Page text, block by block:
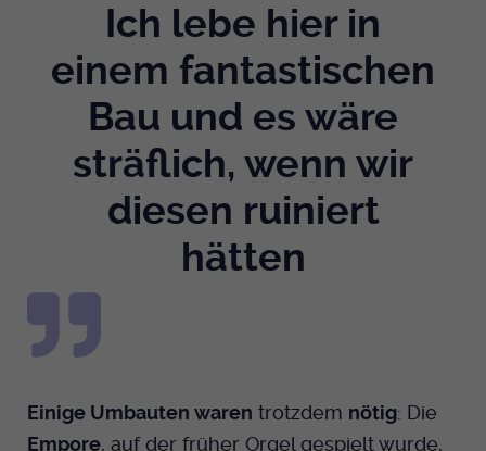
Ich lebe hier in
einem fantastischen
Bau und es wäre
sträflich, wenn wir
diesen ruiniert
hätten
Einige Umbauten waren trotzdem nötig: Die
Empore, auf der früher Orgel gespielt wurde,